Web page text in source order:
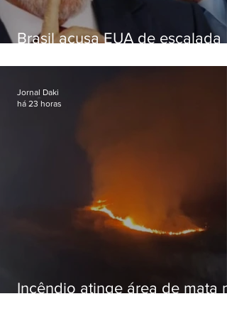
Brasil acusa EUA de escalada
embaixadora
Incêndio atinge área de mata
Jornal Daki
há 23 horas